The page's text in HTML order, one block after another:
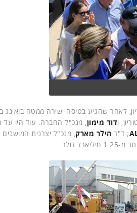
בן גוריון, לאחר שהגיע בטיסה ישירה ממטה
ודוד מימון, מנכ"ל החברה. עוד היו על
; ד"ר הילר מארק, מנכ"ל יצרנית המושבים
דולר.